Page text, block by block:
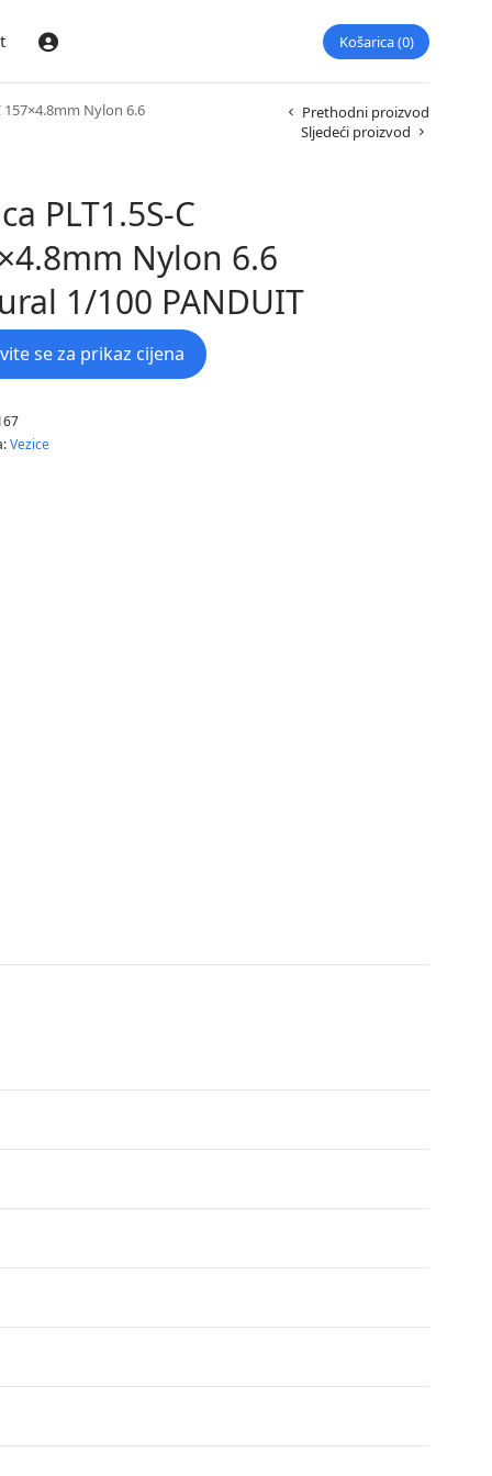
Prijava Košarica 0
157×4.8mm Nylon 6.6
Prethodni proizvod
Sljedeći proizvod
PLT1.5S-C
Nylon 6.6
1/100 PANDUIT
se za prikaz cijena
Vezice